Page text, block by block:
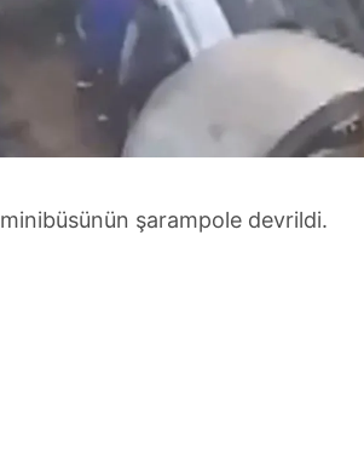
şarampole devrildi.